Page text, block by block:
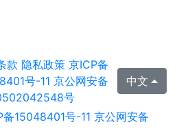
款 隐私政策 京ICP备
号-11 京公网安备
号
中文
备15048401号-11 京公网安备